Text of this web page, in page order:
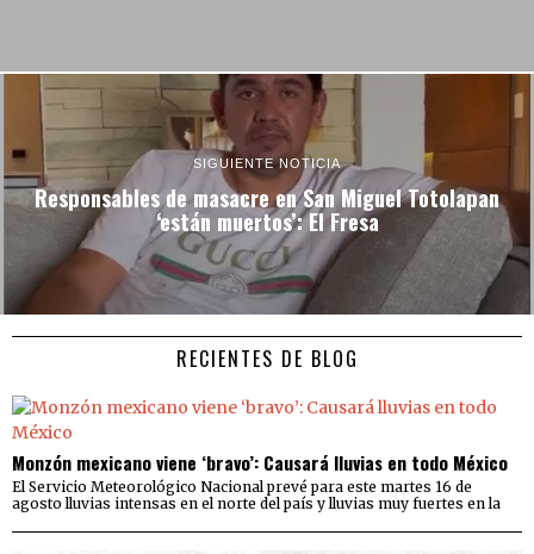
SIGUIENTE NOTICIA
Responsables de masacre en San Miguel Totolapan
‘están muertos’: El Fresa
RECIENTES DE BLOG
Monzón mexicano viene ‘bravo’: Causará lluvias en todo México
El Servicio Meteorológico Nacional prevé para este martes 16 de
agosto lluvias intensas en el norte del país y lluvias muy fuertes en la